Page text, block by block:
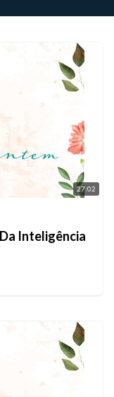
27:02
Inteligência